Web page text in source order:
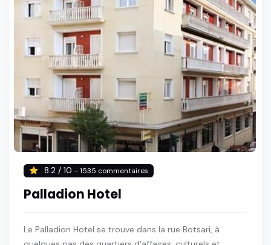
8.2 / 10 - 1535 commentaires
Palladion Hotel
Le Palladion Hotel se trouve dans la rue Botsari, à